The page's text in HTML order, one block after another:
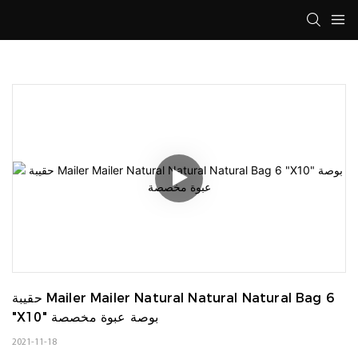
حقيبة Mailer Mailer Natural Natural Natural Bag 6
"X10" بوصة عبوة مخصصة
2021-11-18